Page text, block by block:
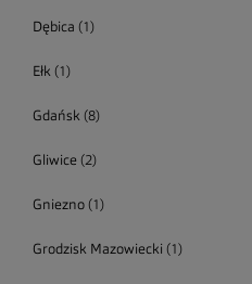
Dębica (1)
Ełk (1)
Gdańsk (8)
Gliwice (2)
Gniezno (1)
Grodzisk Mazowiecki (1)